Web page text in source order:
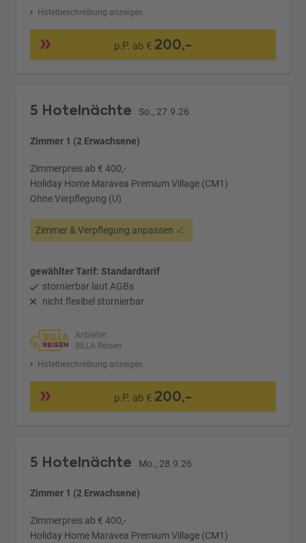
Hotelbeschreibung anzeigen
p.P. ab € 200,-
5 Hotelnächte So., 27.9.26
Zimmer 1 (2 Erwachsene)
Zimmerpreis ab € 400,-
Holiday Home Maravea Premium Village (CM1)
Ohne Verpflegung (U)
Zimmer & Verpflegung anpassen
gewählter Tarif: Standardtarif
stornierbar laut AGBs
nicht flexibel stornierbar
Anbieter:
BILLA Reisen
Hotelbeschreibung anzeigen
p.P. ab € 200,-
5 Hotelnächte Mo., 28.9.26
Zimmer 1 (2 Erwachsene)
Zimmerpreis ab € 400,-
Holiday Home Maravea Premium Village (CM1)